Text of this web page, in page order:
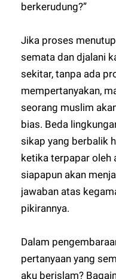
berkerudung?”
Jika proses
semata dan djalani
sekitar, tanpa ada
mempertanyakan,
seorang muslim
bias. Beda
sikap yang berbalik
ketika terpapar oleh
siapapun akan
jawaban atas
pikirannya.
Dalam
pertanyaan yang
aku berislam?